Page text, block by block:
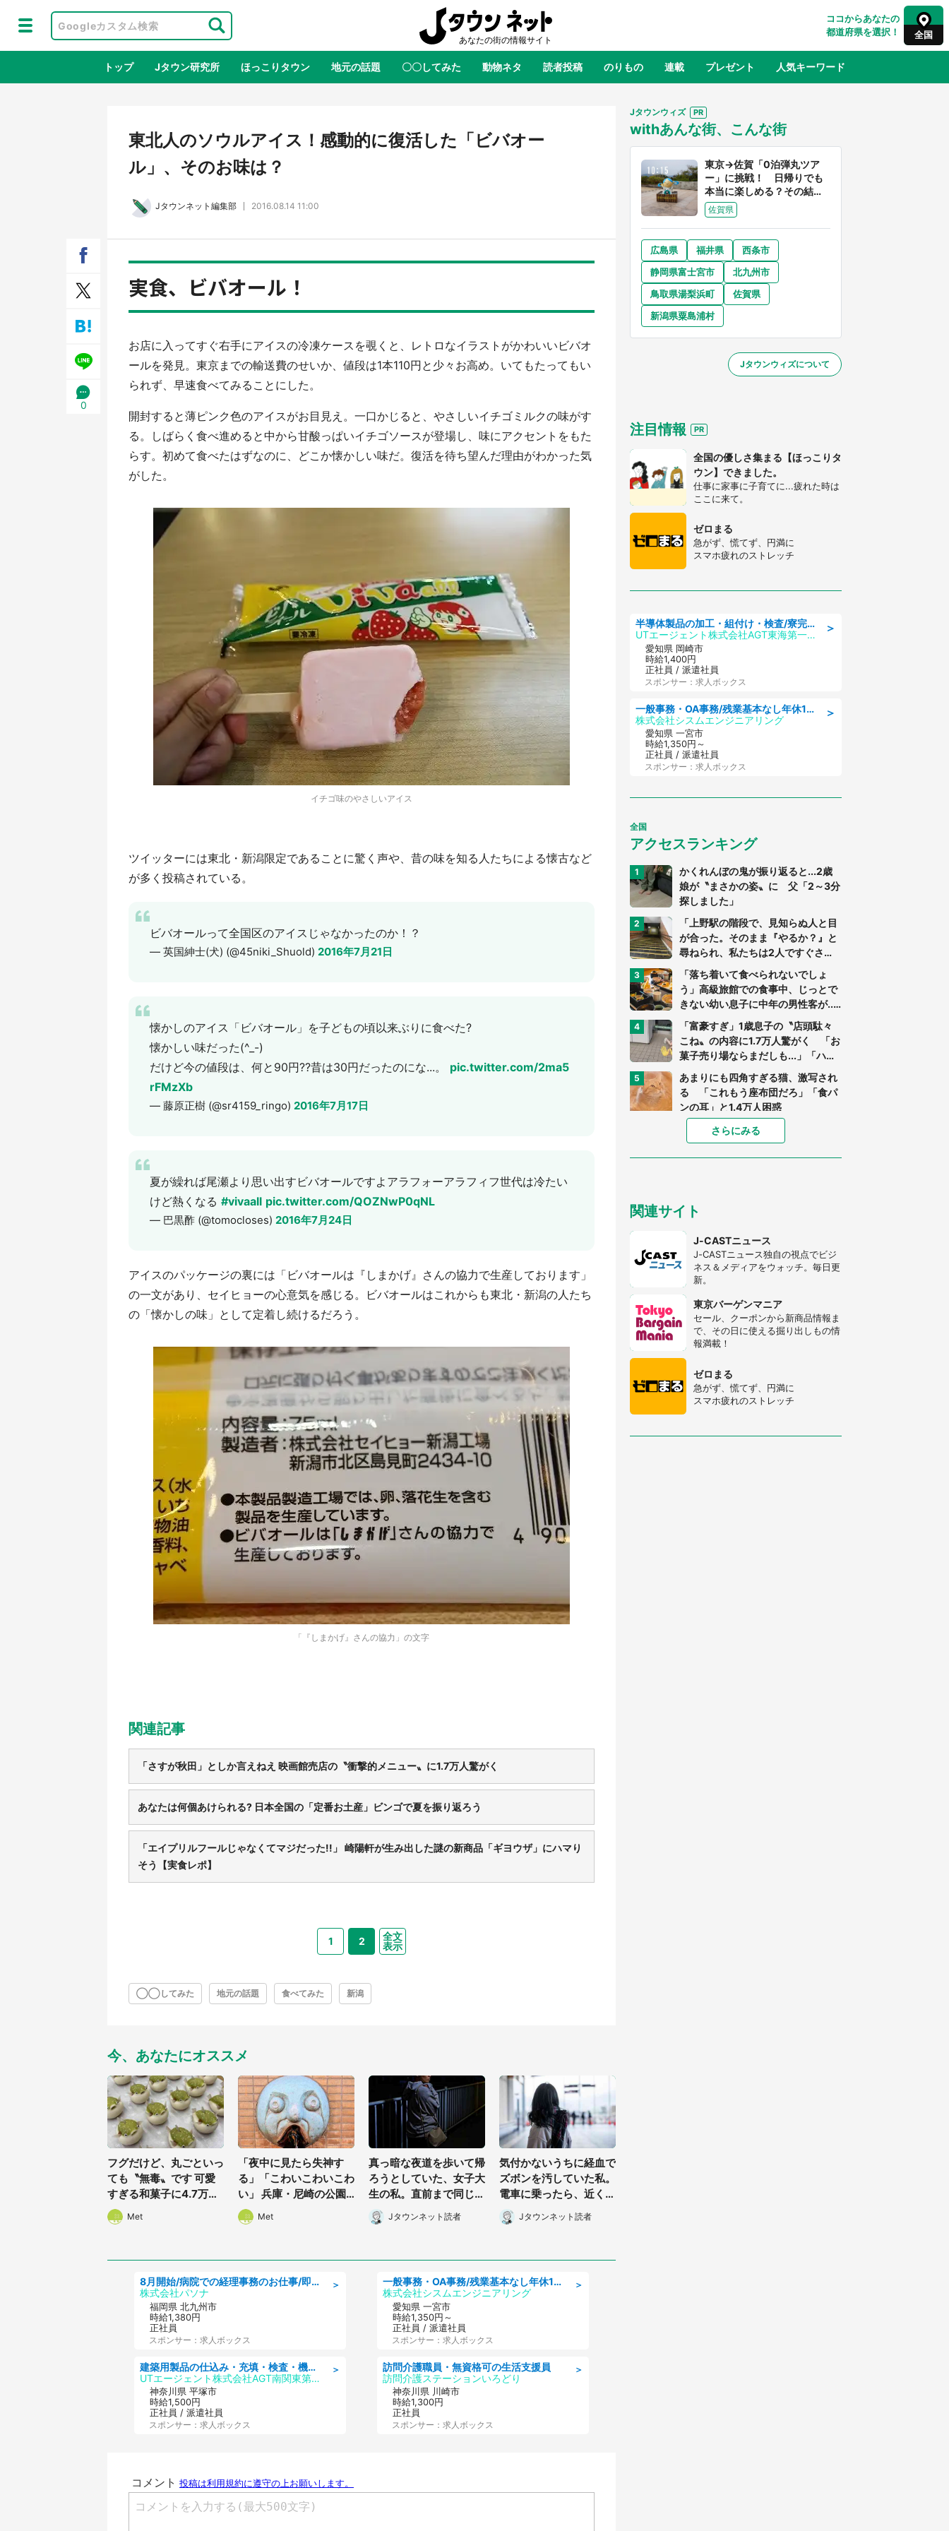
ココからあなたの
都道府県を選択！
全国
全国 全国
東北 青森 岩手 山形 福島
千葉 東京 神奈川
奈良 和歌山
山口
大分 宮崎
トップ Jタウン研究所 ほっこりタウン 地元の話題 〇〇してみた 動物ネタ 読者投稿 のりもの 連載 プレゼント 人気キーワード
地域×二次元 絶景 あの時はありがとう 物語がはじまる町へ ふるさと納税
ラプラス・ダークネスが栃木県を征
服！？ 県公式プロモ動画で「聖地」
が生産されてます【7／31～1／31】
『薬屋のひとりごと』の〝舞〟の世界
に入り込む 六本木ヒルズ展望台でコ
ラボ、本邦初公開の「猫猫像」も【8
舗「鐘崎」コラボで限定グッズも【8
『小林さんちのメイドラゴン』と舞台
のモデル・越谷がコラボ 田んぼアー
トの見頃にあわせて企画続々【7／31
～】
もっとみる
東北人のソウルアイス！感動的に復活した「ビバオー
ル」、そのお味は？
Jタウンネット編集部 2016.08.14 11:00
0
実食、ビバオール！
お店に入ってすぐ右手にアイスの冷凍ケースを覗くと、レトロなイラストがかわいいビバオ
ールを発見。東京までの輸送費のせいか、値段は1本110円と少々お高め。いてもたってもい
られず、早速食べてみることにした。
開封すると薄ピンク色のアイスがお目見え。一口かじると、やさしいイチゴミルクの味がす
る。しばらく食べ進めると中から甘酸っぱいイチゴソースが登場し、味にアクセントをもた
らす。初めて食べたはずなのに、どこか懐かしい味だ。復活を待ち望んだ理由がわかった気
がした。
イチゴ味のやさしいアイス
ツイッターには東北・新潟限定であることに驚く声や、昔の味を知る人たちによる懐古など
が多く投稿されている。
ビバオールって全国区のアイスじゃなかったのか！？
— 英国紳士(犬) (@45niki_Shuold) 2016年7月21日
懐かしのアイス「ビバオール」を子どもの頃以来ぶりに食べた?
懐かしい味だった(^_-)
だけど今の値段は、何と90円??昔は30円だったのにな...。 pic.twitter.com/2ma5
rFMzXb
— 藤原正樹 (@sr4159_ringo) 2016年7月17日
夏が繰れば尾瀬より思い出すビバオールですよアラフォーアラフィフ世代は冷たい
けど熱くなる #vivaall pic.twitter.com/QOZNwP0qNL
— 巴黒酢 (@tomocloses) 2016年7月24日
アイスのパッケージの裏には「ビバオールは『しまかげ』さんの協力で生産しております」
の一文があり、セイヒョーの心意気を感じる。ビバオールはこれからも東北・新潟の人たち
の「懐かしの味」として定着し続けるだろう。
「『しまかげ』さんの協力」の文字
関連記事
「さすが秋田」としか言えねえ 映画館売店の〝衝撃的メニュー〟に1.7万人驚がく
あなたは何個あけられる? 日本全国の「定番お土産」ビンゴで夏を振り返ろう
「エイプリルフールじゃなくてマジだった!!」 崎陽軒が生み出した謎の新商品「ギヨウザ」にハマり
そう【実食レポ】
1 2
全文
表示
◯◯してみた 地元の話題 食べてみた 新潟
今、あなたにオススメ
フグだけど、丸ごといっ
ても〝無毒〟です 可愛
すぎる和菓子に4.7万人
夢中「ふぐぅ~」「職人
の技ですね」
Met
「夜中に見たら失神す
る」「こわいこわいこわ
い」 兵庫・尼崎の公園
に佇む〝謎すぎる顔〟に
1.3万人戦慄
Met
真っ暗な夜道を歩いて帰
ろうとしていた、女子大
生の私。直前まで同じバ
スに乗ってた男性に声を
かけられて(長野県・50
Jタウンネット読者
気付かないうちに経血で
ズボンを汚していた私。
電車に乗ったら、近くの
女性客が小さな声で(千
葉県・10代女性)
Jタウンネット読者
＞
8月開始/病院での経理事務のお仕事/即日勤務可/車通勤可/経理/一般事務
株式会社パソナ
福岡県 北九州市
時給1,380円
正社員
スポンサー：求人ボックス
＞
建築用製品の仕込み・充填・検査・機械操作/寮完備/日払い/工場・製造
UTエージェント株式会社AGT南関東第二CU
神奈川県 平塚市
時給1,500円
正社員 / 派遣社員
スポンサー：求人ボックス
＞
一般事務・OA事務/残業基本なし年休130日社保完備の一般・調達事務
株式会社シスムエンジニアリング
愛知県 一宮市
時給1,350円～
正社員 / 派遣社員
スポンサー：求人ボックス
＞
訪問介護職員・無資格可の生活支援員
訪問介護ステーションいろどり
神奈川県 川崎市
時給1,300円
正社員
スポンサー：求人ボックス
Jタウンウィズ
withあんな街、こんな街
東京→佐賀「0泊弾丸ツア
ー」に挑戦！ 日帰りでも
本当に楽しめる？その結果
は...
佐賀県
広島県 福井県
西条市
静岡県富士宮市
北九州市
鳥取県湯梨浜町
佐賀県
新潟県粟島浦村
Jタウンウィズについて
注目情報
全国の優しさ集まる【ほっこりタ
ウン】できました。
仕事に家事に子育てに...疲れた時は
ここに来て。
ゼロまる
急がず、慌てず、円満に
スマホ疲れのストレッチ
＞
半導体製品の加工・組付け・検査/寮完備/日勤/日払い/工場・製造
UTエージェント株式会社AGT東海第一CU
愛知県 岡崎市
時給1,400円
正社員 / 派遣社員
スポンサー：求人ボックス
＞
一般事務・OA事務/残業基本なし年休130日社保完備の一般・調達事務
株式会社シスムエンジニアリング
愛知県 一宮市
時給1,350円～
正社員 / 派遣社員
スポンサー：求人ボックス
全国
アクセスランキング
かくれんぼの鬼が振り返ると...2歳
娘が〝まさかの姿〟に 父「2～3分
探しました」
「上野駅の階段で、見知らぬ人と目
が合った。そのまま『やるか？』と
尋ねられ、私たちは2人ですぐさ
ま...」（茨城県・70代男性）
「落ち着いて食べられないでしょ
う」高級旅館での食事中、じっとで
きない幼い息子に中年の男性客が...
（東京都・40代男性）
「富豪すぎ」1歳息子の〝店頭駄々
こね〟の内容に1.7万人驚がく 「お
菓子売り場ならまだしも...」「ハー
あまりにも四角すぎる猫、激写され
る 「これもう座布団だろ」「食パ
ンの耳」と1.4万人困惑
家に〝デカい蛾〟が居座り続けて3
日間...ビビり続けた住人 判明した
〝まさかの正体〟に14万人も困惑
しないか、あなたはわかる？
「閉所恐怖症の私は新幹線で大パニ
ック。隣席の青年に『手を繋いで』
とお願いしたら...」 体験談に8万
人感動
梅田の地下街でベビーカーを押しつ
つ迷う私に、見知らぬおじいさんが
わざわざ声をかけてきて（兵庫県・
30代女性）
「ゾワゾワする」「本当に気持ち悪
い」 道端でバグっちゃってた〝野
生の野菜〟に6.5万人戦慄
さらにみる
関連サイト
J-CASTニュース
J-CASTニュース独自の視点でビジ
ネス＆メディアをウォッチ。毎日更
新。
東京バーゲンマニア
セール、クーポンから新商品情報ま
で、その日に使える掘り出しもの情
報満載！
ゼロまる
急がず、慌てず、円満に
スマホ疲れのストレッチ